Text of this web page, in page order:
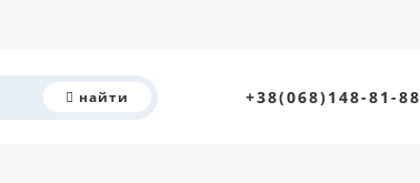
найти +38(068)148-81-88